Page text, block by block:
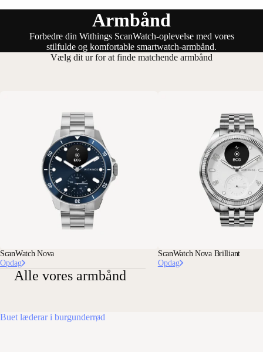
Armbånd
Forbedre din Withings ScanWatch-oplevelse med vores
stilfulde og komfortable smartwatch-armbånd.
Vælg dit ur for at finde matchende armbånd
ScanWatch Nova
Opdag
ScanWatch Nova Brilliant
Opdag
Alle vores armbånd
Buet læderar i burgunderrød